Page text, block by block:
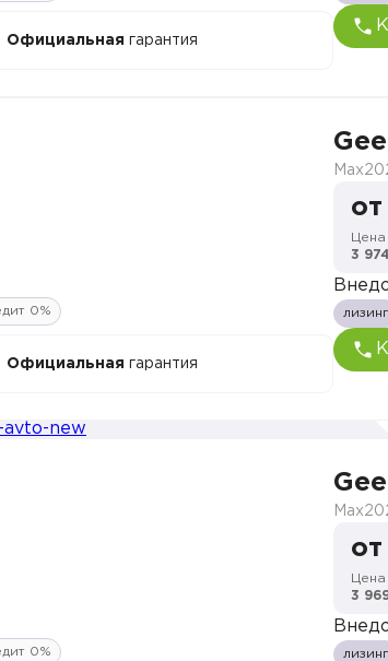
Официальная гарантия
0%
Официальная гарантия
Max
3
лизинг
0%
Max
3
лизинг